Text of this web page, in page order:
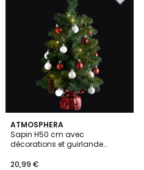
ATMOSPHERA
Sapin H50 cm avec
décorations et guirlande
20,99 €